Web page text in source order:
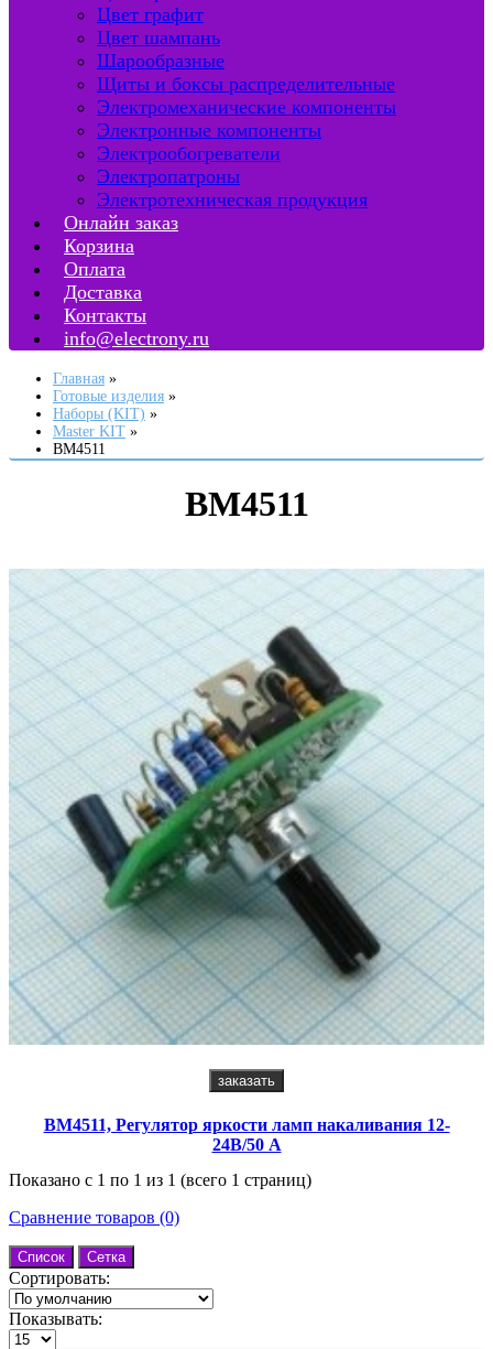
Цвет графит
Цвет шампань
Шарообразные
Щиты и боксы распределительные
Электромеханические компоненты
Электронные компоненты
Электрообогреватели
Электропатроны
Электротехническая продукция
Онлайн заказ
Корзина
Оплата
Доставка
Контакты
info@electrony.ru
Главная
Готовые изделия
Наборы (KIT)
Master KIT
BM4511
BM4511
заказать
BM4511, Регулятор яркости ламп накаливания 12-
24В/50 A
Показано с 1 по 1 из 1 (всего 1 страниц)
Сравнение товаров (0)
Список Сетка
Сортировать:
Показывать: